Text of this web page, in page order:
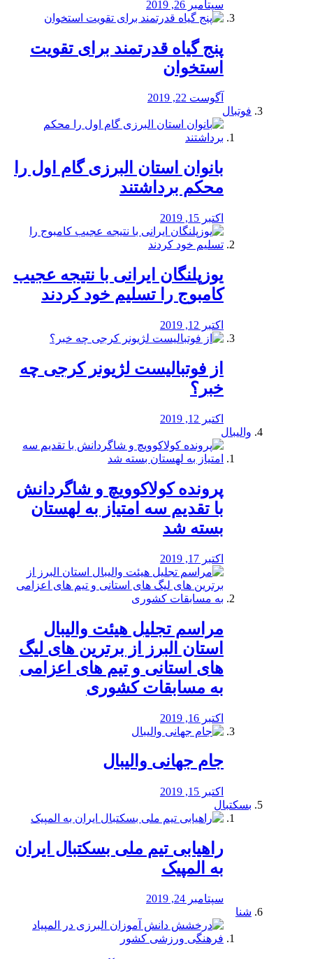
سپتامبر 26, 2019
پنج گیاه قدرتمند برای تقویت
استخوان
آگوست 22, 2019
فوتبال
بانوان استان البرزی گام اول را
محكم برداشتند
اکتبر 15, 2019
یوزپلنگان ایرانی با نتیجه عجیب
کامبوج را تسلیم خود کردند
اکتبر 12, 2019
از فوتبالیست لژیونر کرجی چه
خبر؟
اکتبر 12, 2019
والیبال
پرونده کولاکوویچ و شاگردانش
با تقدیم سه امتیاز به لهستان
بسته شد
اکتبر 17, 2019
مراسم تجلیل هیئت والیبال
استان البرز از برترین های لیگ
های استانی و تیم های اعزامی
به مسابقات کشوری
اکتبر 16, 2019
جام جهانی والیبال
اکتبر 15, 2019
بسکتبال
راهیابی تیم ملی بسکتبال ایران
به المپیک
سپتامبر 24, 2019
شنا